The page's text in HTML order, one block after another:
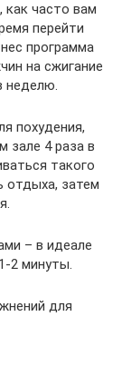
как часто вам
перейти
программа
на сжигание
неделю.
похудения,
зале 4 раза в
такого
отдыха, затем
– в идеале
2 минуты.
для